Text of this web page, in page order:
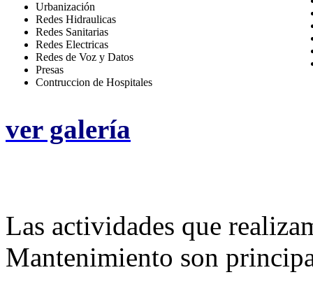
Urbanización
Redes Hidraulicas
Redes Sanitarias
Redes Electricas
Redes de Voz y Datos
Presas
Contruccion de Hospitales
ver galería
Las actividades que
Mantenimiento son